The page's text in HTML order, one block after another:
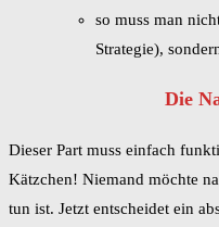
so muss man
Strategie),
Die
Dieser Part muss einfach
Kätzchen! Niemand möchte
tun ist. Jetzt entscheidet ein